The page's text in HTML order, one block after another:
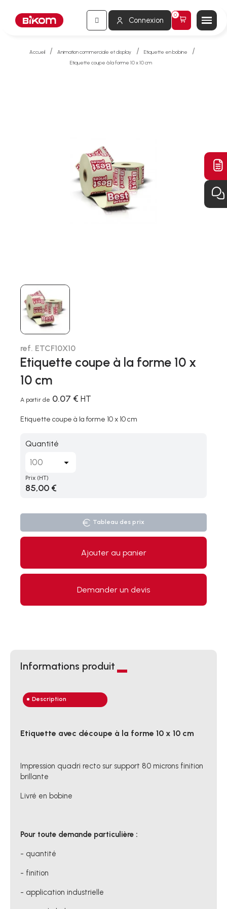
Connexion
Accueil Animation commerciale et display
Etiquette en bobine
Etiquette coupe à la forme 10 x 10 cm
ref. ETCF10X10
Etiquette coupe à la forme 10 x
10 cm
A partir de 0.07 € HT
Etiquette coupe à la forme 10 x 10 cm
Quantité
Prix (HT)
85,00 €
Tableau des prix
Ajouter au panier
Demander un devis
Informations produit
Description
Etiquette avec découpe à la forme 10 x 10 cm
Impression quadri recto sur support 80 microns finition
brillante
Livré en bobine
Pour toute demande particulière :
- quantité
- finition
- application industrielle